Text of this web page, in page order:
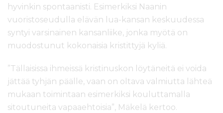
hyvinkin spontaanisti. Esimerkiksi Naanin
vuoristoseudulla elävän lua-kansan keskuudessa
syntyi varsinainen kansanliike, jonka myötä on
muodostunut kokonaisia kristittyjä kyliä.
”Tällaisissa ihmeissä kristinuskon löytäneitä ei voida
jättää tyhjän päälle, vaan on oltava valmiutta lähteä
mukaan toimintaan esimerkiksi kouluttamalla
sitoutuneita vapaaehtoisia”, Mäkelä kertoo.